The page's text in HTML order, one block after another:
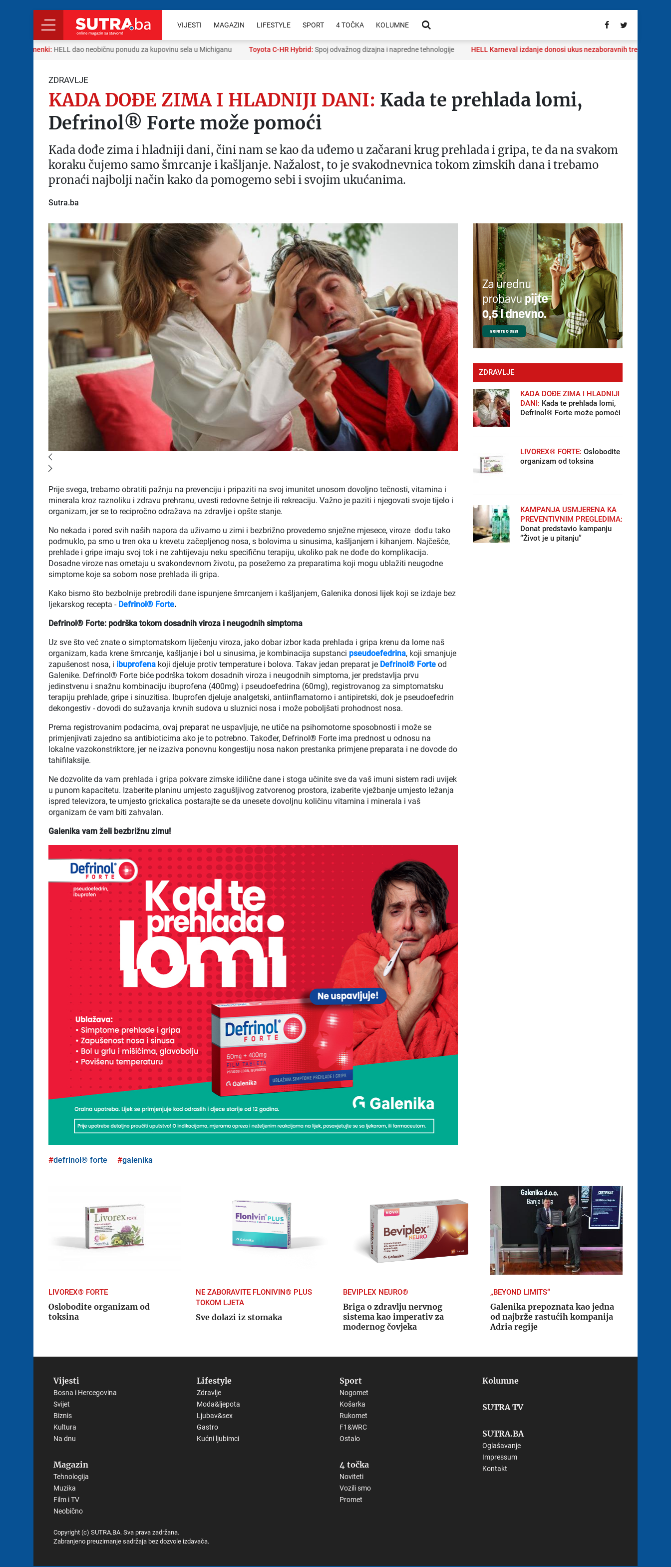
VIJESTI MAGAZIN LIFESTYLE SPORT 4 TOČKA KOLUMNE
limenki:HELL dao neobičnu ponudu za kupovinu sela u Michiganu Toyota C-HR Hybrid:Spoj odvažnog dizajna i napredne tehnologije HELL Karneval izdanje donosi ukus nezaboravnih trenutaka:
ZDRAVLJE
KADA DOĐE ZIMA I HLADNIJI DANI: Kada te prehlada lomi,
Defrinol® Forte može pomoći
Kada dođe zima i hladniji dani, čini nam se kao da uđemo u začarani krug prehlada i gripa, te da na svakom
koraku čujemo samo šmrcanje i kašljanje. Nažalost, to je svakodnevnica tokom zimskih dana i trebamo
pronaći najbolji način kako da pomogemo sebi i svojim ukućanima.
Sutra.ba
Prije svega, trebamo obratiti pažnju na prevenciju i pripaziti na svoj imunitet unosom dovoljno tečnosti, vitamina i
minerala kroz raznoliku i zdravu prehranu, uvesti redovne šetnje ili rekreaciju. Važno je paziti i njegovati svoje tijelo i
organizam, jer se to recipročno odražava na zdravlje i opšte stanje.
No nekada i pored svih naših napora da uživamo u zimi i bezbrižno provedemo snježne mjesece, viroze dođu tako
podmuklo, pa smo u tren oka u krevetu začepljenog nosa, s bolovima u sinusima, kašljanjem i kihanjem. Najčešće,
prehlade i gripe imaju svoj tok i ne zahtijevaju neku specifičnu terapiju, ukoliko pak ne dođe do komplikacija.
Dosadne viroze nas ometaju u svakondevnom životu, pa posežemo za preparatima koji mogu ublažiti neugodne
simptome koje sa sobom nose prehlada ili gripa.
Kako bismo što bezbolnije prebrodili dane ispunjene šmrcanjem i kašljanjem, Galenika donosi lijek koji se izdaje bez
ljekarskog recepta - Defrinol® Forte.
Defrinol® Forte: podrška tokom dosadnih viroza i neugodnih simptoma
Uz sve što već znate o simptomatskom liječenju viroza, jako dobar izbor kada prehlada i gripa krenu da lome naš
organizam, kada krene šmrcanje, kašljanje i bol u sinusima, je kombinacija supstanci pseudoefedrina, koji smanjuje
zapušenost nosa, i ibuprofena koji djeluje protiv temperature i bolova. Takav jedan preparat je Defrinol® Forte od
Galenike. Defrinol® Forte biće podrška tokom dosadnih viroza i neugodnih simptoma, jer predstavlja prvu
jedinstvenu i snažnu kombinaciju ibuprofena (400mg) i pseudoefedrina (60mg), registrovanog za simptomatsku
terapiju prehlade, gripe i sinuzitisa. Ibuprofen djeluje analgetski, antiinflamatorno i antipiretski, dok je pseudoefedrin
dekongestiv - dovodi do sužavanja krvnih sudova u sluznici nosa i može poboljšati prohodnost nosa.
Prema registrovanim podacima, ovaj preparat ne uspavljuje, ne utiče na psihomotorne sposobnosti i može se
primjenjivati zajedno sa antibioticima ako je to potrebno. Također, Defrinol® Forte ima prednost u odnosu na
lokalne vazokonstriktore, jer ne izaziva ponovnu kongestiju nosa nakon prestanka primjene preparata i ne dovode do
tahifilaksije.
Ne dozvolite da vam prehlada i gripa pokvare zimske idilične dane i stoga učinite sve da vaš imuni sistem radi uvijek
u punom kapacitetu. Izaberite planinu umjesto zagušljivog zatvorenog prostora, izaberite vježbanje umjesto ležanja
ispred televizora, te umjesto grickalica postarajte se da unesete dovoljnu količinu vitamina i minerala i vaš
organizam će vam biti zahvalan.
Galenika vam želi bezbrižnu zimu!
defrinol® forte galenika
ZDRAVLJE
KADA DOĐE ZIMA I HLADNIJI
DANI: Kada te prehlada lomi,
Defrinol® Forte može pomoći
LIVOREX® FORTE: Oslobodite
organizam od toksina
KAMPANJA USMJERENA KA
PREVENTIVNIM PREGLEDIMA:
Donat predstavio kampanju
“Život je u pitanju”
LIVOREX® FORTE
Oslobodite organizam od
toksina
NE ZABORAVITE FLONIVIN® PLUS
TOKOM LJETA
Sve dolazi iz stomaka
BEVIPLEX NEURO®
Briga o zdravlju nervnog
sistema kao imperativ za
modernog čovjeka
„BEYOND LIMITS“
Galenika prepoznata kao jedna
od najbrže rastućih kompanija
Adria regije
Vijesti
Bosna i Hercegovina
Svijet
Biznis
Kultura
Na dnu
Magazin
Tehnologija
Muzika
Film i TV
Neobično
Lifestyle
Zdravlje
Moda&ljepota
Ljubav&sex
Gastro
Kućni ljubimci
Sport
Nogomet
Košarka
Rukomet
F1&WRC
Ostalo
4 točka
Noviteti
Vozili smo
Promet
Kolumne
SUTRA TV
SUTRA.BA
Oglašavanje
Impressum
Kontakt
Copyright (c) SUTRA.BA. Sva prava zadržana.
Zabranjeno preuzimanje sadržaja bez dozvole izdavača.